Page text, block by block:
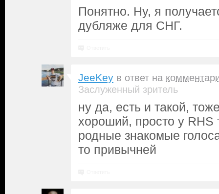
Понятно. Ну, я
дубляже для СНГ.
JeeKey в ответ на
Заслуженный зритель
ну да, есть и такой,
хороший, просто у RHS
родные знакомые
то привычней